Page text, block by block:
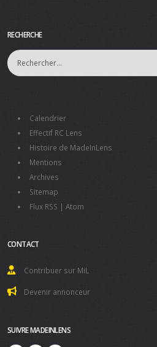
RECHERCHE
Calendrier
Effectif RC Lens
Histoire de MadeInLens
Mentions
Archives
Sitemap
Flux RSS | Atom
CONTACT
Contribuer sur MiL
Devenir annonceur
SUIVRE MADEINLENS